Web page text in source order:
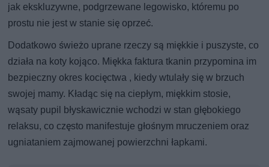
jak ekskluzywne, podgrzewane legowisko, któremu po
prostu nie jest w stanie się oprzeć.
Dodatkowo świeżo uprane rzeczy są miękkie i puszyste, co
działa na koty kojąco. Miękka faktura tkanin przypomina im
bezpieczny okres kocięctwa , kiedy wtulały się w brzuch
swojej mamy. Kładąc się na ciepłym, miękkim stosie,
wąsaty pupil błyskawicznie wchodzi w stan głębokiego
relaksu, co często manifestuje głośnym mruczeniem oraz
ugniataniem zajmowanej powierzchni łapkami.